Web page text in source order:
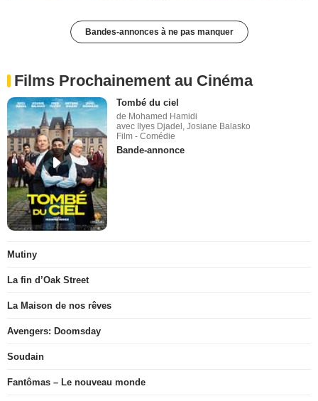
Bandes-annonces à ne pas manquer
Films Prochainement au Cinéma
Tombé du ciel
de Mohamed Hamidi
avec Ilyes Djadel, Josiane Balasko
Film - Comédie
Bande-annonce
Mutiny
La fin d’Oak Street
La Maison de nos rêves
Avengers: Doomsday
Soudain
Fantômas – Le nouveau monde